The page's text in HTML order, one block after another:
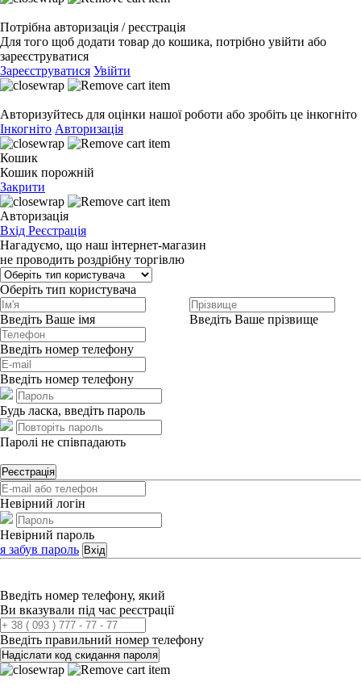
Потрібна авторизація / реєстрація
Для того щоб додати товар до кошика, потрібно увійти або
зареєструватися
Зареєструватися Увійти
Авторизуйтесь для оцінки нашої роботи або зробіть це інкогніто
Інкогніто Авторизація
Кошик
Кошик порожній
Закрити
Авторизація
Вхід Реєстрація
Нагадуємо, що наш інтернет-магазин
не проводить роздрібну торгівлю
Оберіть тип користувача
Введіть Ваше імя Введіть Ваше прізвище
Введіть номер телефону
Введіть номер телефону
Будь ласка, введіть пароль
Паролі не співпадають
Реєстрація
Невірний логін
Невірний пароль
я забув пароль Вхід
Введіть номер телефону, який
Ви вказували під час реєстрації
Введіть правильний номер телефону
Надіслати код скидання пароля